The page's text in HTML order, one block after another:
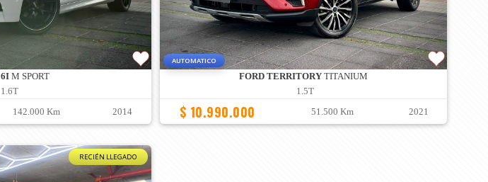
M SPORT
1.6T
142.000 Km 2014
AUTOMATICO
FORD TERRITORYTITANIUM
1.5T
$ 10.990.000 51.500 Km 2021
RECIÉN LLEGADO